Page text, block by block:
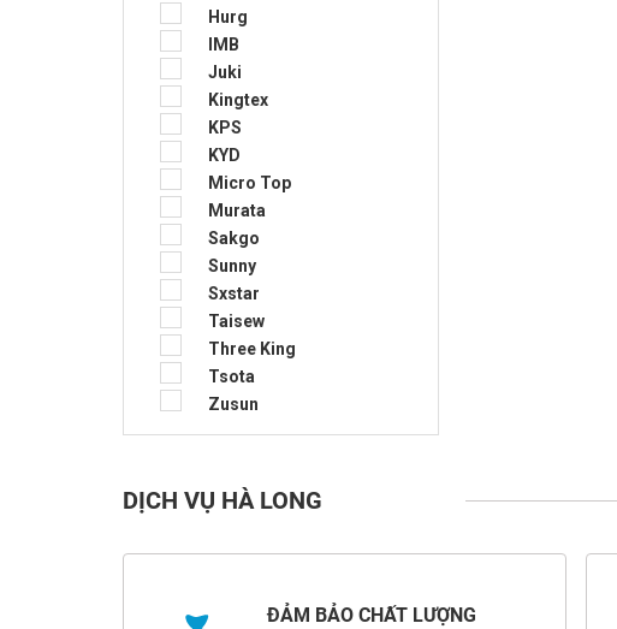
Hurg
IMB
Juki
Kingtex
KPS
KYD
Micro Top
Murata
Sakgo
Sunny
Sxstar
Taisew
Three King
Tsota
Zusun
DỊCH VỤ HÀ LONG
ĐẢM BẢO CHẤT LƯỢNG